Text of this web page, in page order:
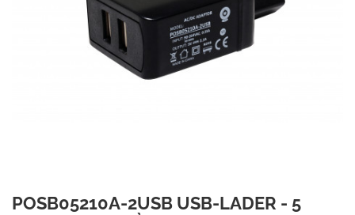
POSB05210A-2USB USB-LADER - 5